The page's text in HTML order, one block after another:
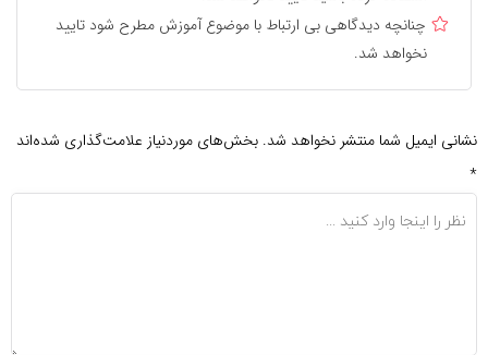
چنانچه دیدگاهی بی ارتباط با موضوع آموزش مطرح شود تایید
نخواهد شد.
ایمیل شما منتشر نخواهد شد. بخش‌های موردنیاز علامت‌گذاری شده‌اند